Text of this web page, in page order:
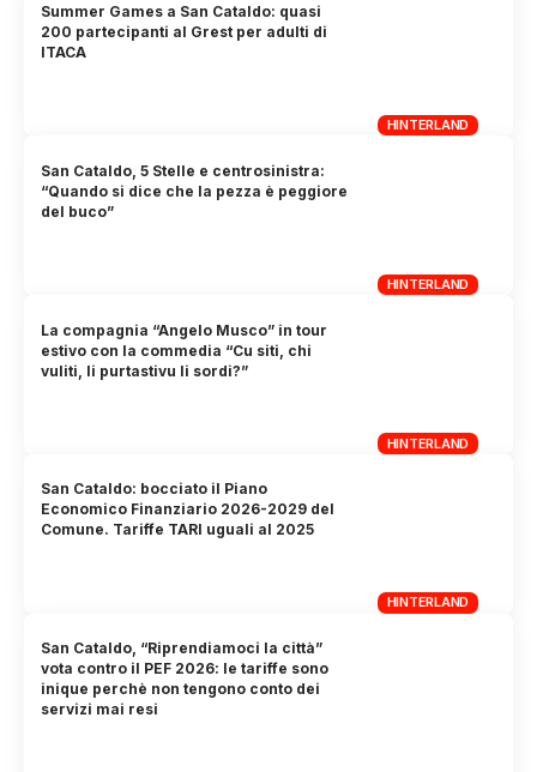
HINTERLAND
Summer Games a San Cataldo: quasi
200 partecipanti al Grest per adulti di
ITACA
HINTERLAND
San Cataldo, 5 Stelle e centrosinistra:
“Quando si dice che la pezza è peggiore
del buco”
HINTERLAND
La compagnia “Angelo Musco” in tour
estivo con la commedia “Cu siti, chi
vuliti, li purtastivu li sordi?”
HINTERLAND
San Cataldo: bocciato il Piano
Economico Finanziario 2026-2029 del
Comune. Tariffe TARI uguali al 2025
San Cataldo, “Riprendiamoci la città”
vota contro il PEF 2026: le tariffe sono
inique perchè non tengono conto dei
servizi mai resi